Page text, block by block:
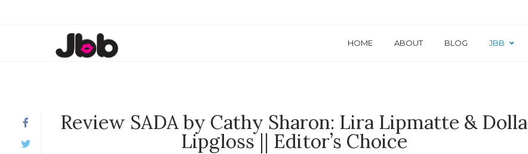
HOME ABOUT BLOG JBB
Review SADA by Cathy Sharon: Lira Lipmatte & Dolla
Lipgloss || Editor’s Choice